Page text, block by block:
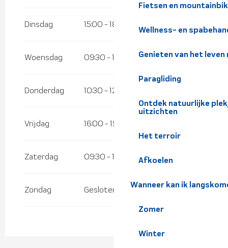
Fietsen en
Wellness- en
Genieten van het
Paragliding
Ontdek natuurlijke
uitzichten
Het terroir
Afkoelen
Wanneer kan ik
Zomer
Winter
10 november
Dinsdag 15:00 - 18:00
Woensdag 09:30 - 12:30 14:00 - 18:00
Donderdag 10:30 - 12:30
Vrijdag 16:00 - 19:00
Zaterdag 09:30 - 12:30 14:00 - 17:00
Zondag Gesloten